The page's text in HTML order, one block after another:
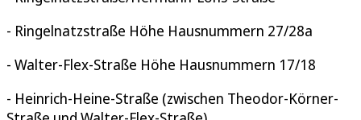
- Ringelnatzstraße Höhe Hausnummern 27/28a
- Walter-Flex-Straße Höhe Hausnummern 17/18
- Heinrich-Heine-Straße (zwischen Theodor-Körner-